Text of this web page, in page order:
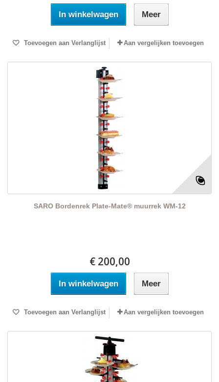
In winkelwagen Meer
Toevoegen aan Verlanglijst Aan vergelijken toevoegen
SARO Bordenrek Plate-Mate® muurrek WM-12
€ 200,00
In winkelwagen Meer
Toevoegen aan Verlanglijst Aan vergelijken toevoegen